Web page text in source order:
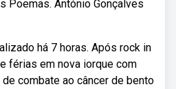
Poemas. António Gonçalves
há 7 horas. Após rock in
férias em nova iorque com
combate ao câncer de bento